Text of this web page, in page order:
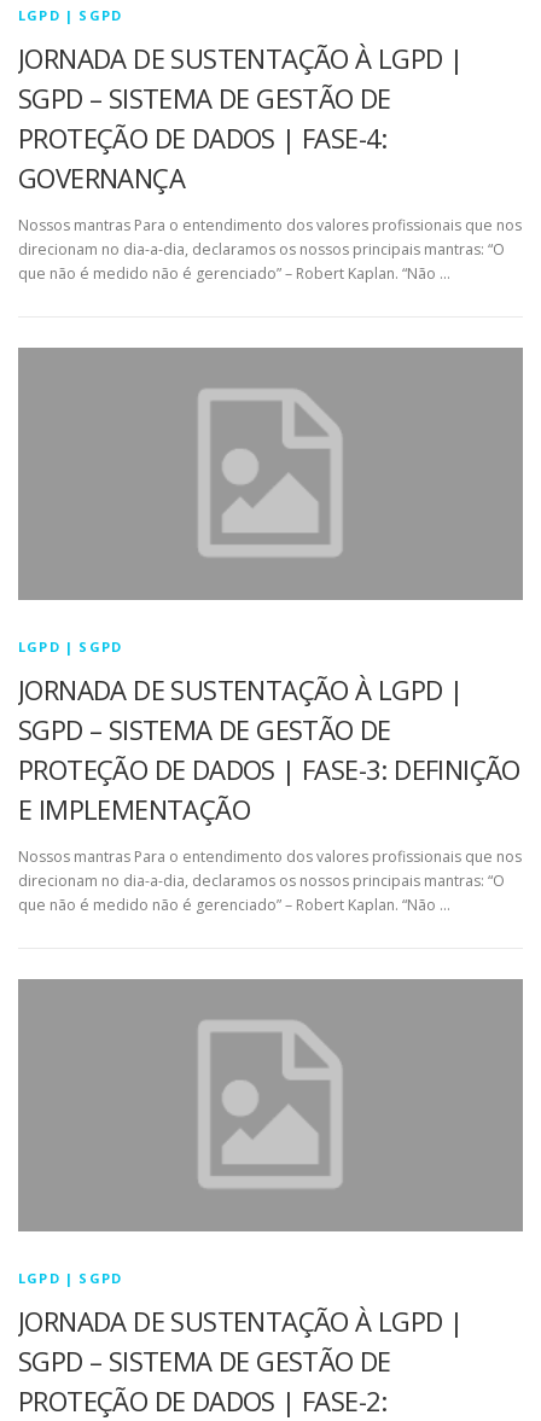
LGPD | SGPD
JORNADA DE SUSTENTAÇÃO À LGPD |
SGPD – SISTEMA DE GESTÃO DE
PROTEÇÃO DE DADOS | FASE-4:
GOVERNANÇA
Nossos mantras Para o entendimento dos valores profissionais que nos
direcionam no dia-a-dia, declaramos os nossos principais mantras: “O
que não é medido não é gerenciado” – Robert Kaplan. “Não …
LGPD | SGPD
JORNADA DE SUSTENTAÇÃO À LGPD |
SGPD – SISTEMA DE GESTÃO DE
PROTEÇÃO DE DADOS | FASE-3: DEFINIÇÃO
E IMPLEMENTAÇÃO
Nossos mantras Para o entendimento dos valores profissionais que nos
direcionam no dia-a-dia, declaramos os nossos principais mantras: “O
que não é medido não é gerenciado” – Robert Kaplan. “Não …
LGPD | SGPD
JORNADA DE SUSTENTAÇÃO À LGPD |
SGPD – SISTEMA DE GESTÃO DE
PROTEÇÃO DE DADOS | FASE-2: